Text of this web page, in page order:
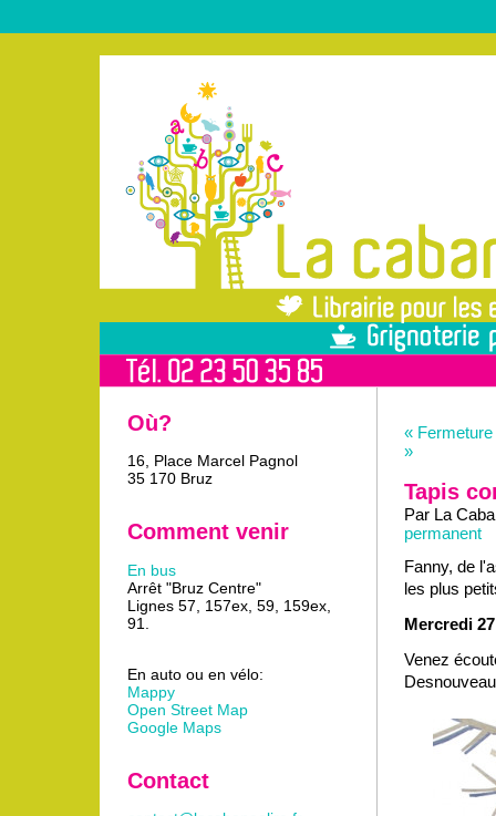
«
»
Tapis
Par La
permanent
Fanny, de
les plus
Mercredi
Venez
Où?
16, Place Marcel Pagnol
35 170 Bruz
Comment venir
En bus
Arrêt "Bruz Centre"
Lignes 57, 157ex, 59, 159ex,
91.
En auto ou en vélo:
Mappy
Open Street Map
Google Maps
Contact